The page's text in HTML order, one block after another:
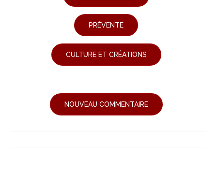
PRÉVENTE
CULTURE ET CRÉATIONS
NOUVEAU COMMENTAIRE